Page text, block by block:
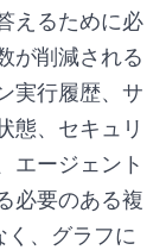
えるために必
が削減される
実行履歴、サ
態、セキュリ
エージェント
必要のある複
、グラフに